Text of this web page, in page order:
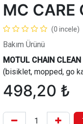
MC CARE
(0 incele)
Bakım Ürünü
MOTUL CHAIN ​​CLEAN
(bisiklet, mopped, go
498,20 ₺